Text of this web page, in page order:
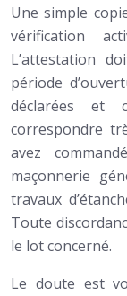
Une simple
vérification
L’attestation
période
déclarées et
correspondre
avez
maçonnerie
travaux
Toute
le lot concerné.
Le doute est